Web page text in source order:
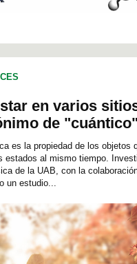
en varios
de
es la propiedad de los objetos
estados al mismo tiempo.
de la UAB, con la
un estudio...